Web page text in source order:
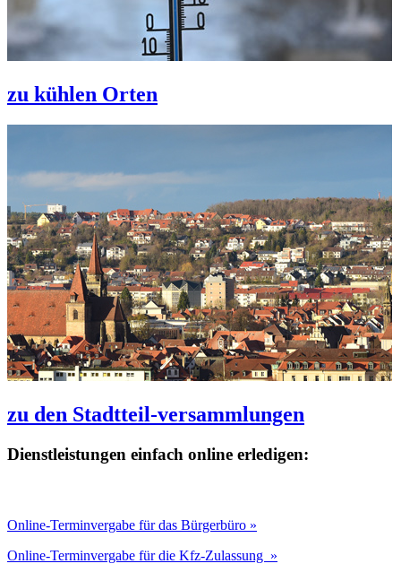
zu kühlen Orten
zu den Stadtteil-versammlungen
Dienstleistungen einfach online erledigen:
Online-Terminvergabe für das Bürgerbüro »
Online-Terminvergabe für die Kfz-Zulassung »